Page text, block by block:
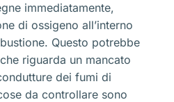
immediatamente,
di ossigeno all’interno
Questo potrebbe
riguarda un mancato
dei fumi di
da controllare sono